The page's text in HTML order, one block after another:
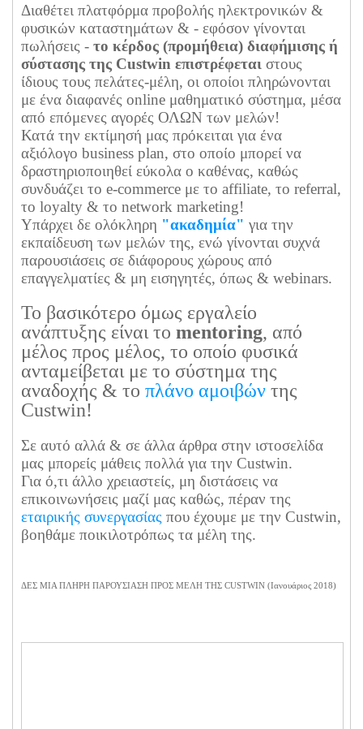
Διαθέτει πλατφόρμα προβολής ηλεκτρονικών &
φυσικών καταστημάτων & - εφόσον γίνονται
πωλήσεις - το κέρδος (προμήθεια) διαφήμισης ή
σύστασης της Custwin επιστρέφεται στους
ίδιους τους πελάτες-μέλη, οι οποίοι πληρώνονται
με ένα διαφανές online μαθηματικό σύστημα, μέσα
από επόμενες αγορές ΟΛΩΝ των μελών!
Κατά την εκτίμησή μας πρόκειται για ένα
αξιόλογο business plan, στο οποίο μπορεί να
δραστηριοποιηθεί εύκολα ο καθένας, καθώς
συνδυάζει το e-commerce με το affiliate, το referral,
το loyalty & το network marketing!
Υπάρχει δε ολόκληρη "ακαδημία" για την
εκπαίδευση των μελών της, ενώ γίνονται συχνά
παρουσιάσεις σε διάφορους χώρους από
επαγγελματίες & μη εισηγητές, όπως & webinars.
Το βασικότερο όμως εργαλείο
ανάπτυξης είναι το mentoring, από
μέλος προς μέλος, το οποίο φυσικά
ανταμείβεται με το σύστημα της
αναδοχής & το πλάνο αμοιβών της
Custwin!
Σε αυτό αλλά & σε άλλα άρθρα στην ιστοσελίδα
μας μπορείς μάθεις πολλά για την Custwin.
Για ό,τι άλλο χρειαστείς, μη διστάσεις να
επικοινωνήσεις μαζί μας καθώς, πέραν της
εταιρικής συνεργασίας που έχουμε με την Custwin,
βοηθάμε ποικιλοτρόπως τα μέλη της.
ΔΕΣ ΜΙΑ ΠΛΗΡΗ ΠΑΡΟΥΣΙΑΣΗ ΠΡΟΣ ΜΕΛΗ ΤΗΣ CUSTWIN (Ιανουάριος 2018)